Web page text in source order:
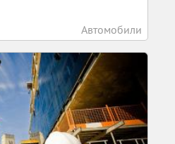
Автомобили